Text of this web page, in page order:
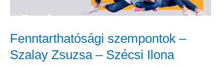
Fenntarthatósági szempontok –
Szalay Zsuzsa – Szécsi Ilona
Szécsi
Ilona